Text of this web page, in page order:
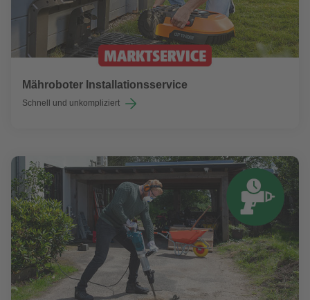
Mähroboter Installationsservice
Schnell und unkompliziert